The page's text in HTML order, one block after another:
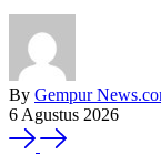
By Gempur
6 Agustus 2026